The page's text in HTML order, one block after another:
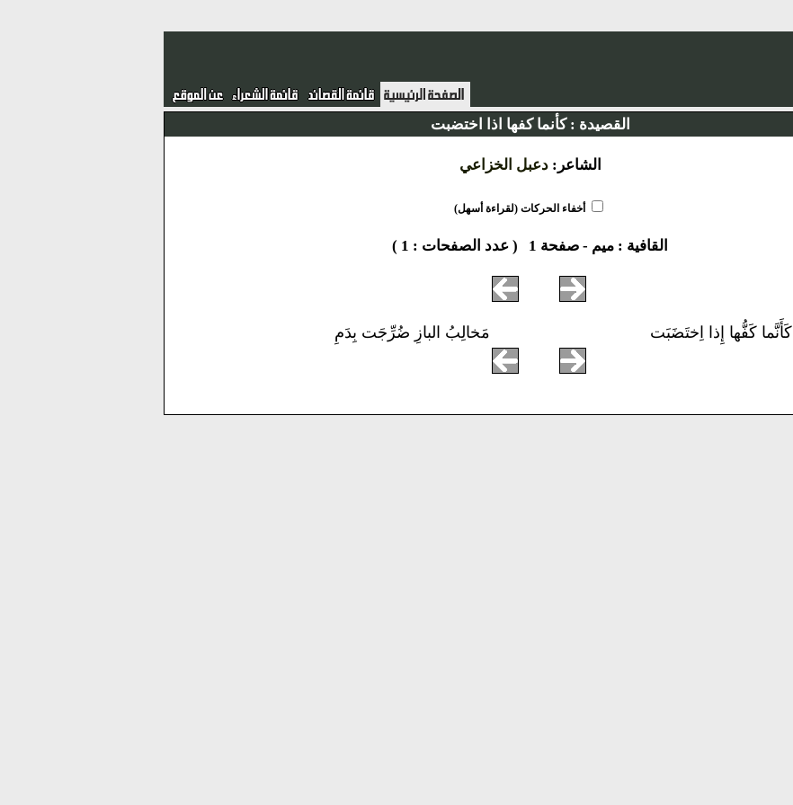
القصيدة :كأنما كفها اذا اختضبت
الشاعر:دعبل الخزاعي
أخفاء الحركات (لقراءة أسهل)
القافية : ميم - صفحة 1 ( عدد الصفحات : 1 )
كَأَنَّما كَفُّها إِذا اِختَضَبَت مَخالِبُ البازِ ضُرِّجَت بِدَمِ